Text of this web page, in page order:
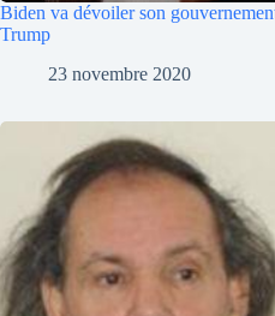
Biden va dévoiler son
Trump
23 novembre 2020